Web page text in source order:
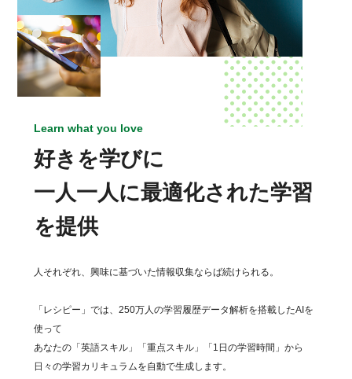
Learn what you love
好きを学びに
一人一人に最適化された学習
を提供
人それぞれ、興味に基づいた情報収集ならば続けられる。
「レシピー」では、250万人の学習履歴データ解析を搭載したAIを
使って
あなたの「英語スキル」「重点スキル」「1日の学習時間」から
日々の学習カリキュラムを自動で生成します。